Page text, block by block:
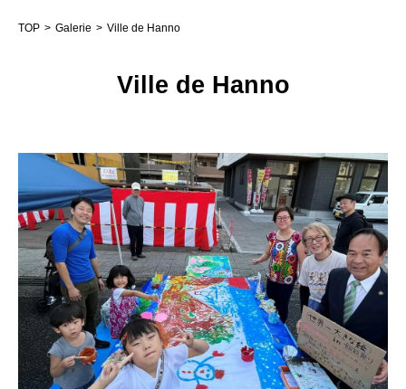
TOP Galerie Ville de Hanno
Ville de Hanno